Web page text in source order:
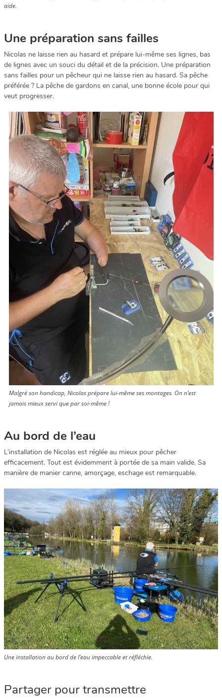
aide.
Une préparation sans failles
Nicolas ne laisse rien au hasard et prépare lui-même ses lignes, bas
de lignes avec un souci du détail et de la précision. Une préparation
sans failles pour un pêcheur qui ne laisse rien au hasard. Sa pêche
préférée ? La pêche de gardons en canal, une bonne école pour qui
veut progresser.
Malgré son handicap, Nicolas prépare lui-même ses montages. On n’est
jamais mieux servi que par soi-même !
Au bord de l’eau
L’installation de Nicolas est réglée au mieux pour pêcher
efficacement. Tout est évidemment à portée de sa main valide. Sa
manière de manier canne, amorçage, eschage est remarquable.
Une installation au bord de l’eau impeccable et réfléchie.
Partager pour transmettre